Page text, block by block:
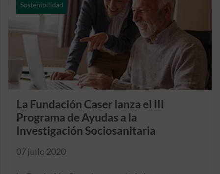
Sostenibilidad
La Fundación Caser lanza el III
Programa de Ayudas a la
Investigación Sociosanitaria
07 julio 2020